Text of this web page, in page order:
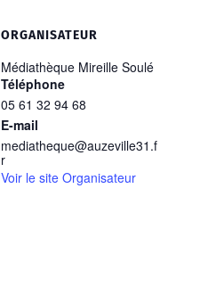
ORGANISATEUR
Médiathèque Mireille Soulé
Téléphone
05 61 32 94 68
E-mail
mediatheque@auzeville31.f
r
Voir le site Organisateur